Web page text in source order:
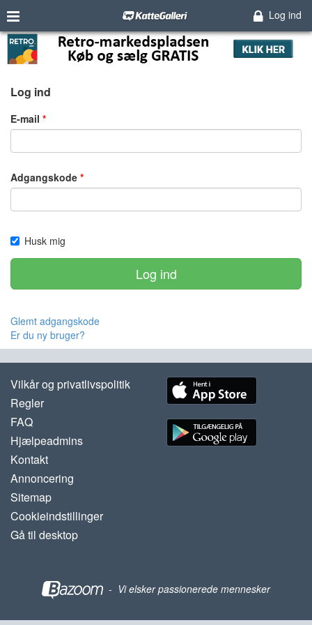
Log ind
Log ind
E-mail
Adgangskode
Husk mig
Log ind
Glemt adgangskode
Er du ny bruger?
Vilkår og privatlivspolitik
Regler
FAQ
Hjælpeadmins
Kontakt
Annoncering
Sitemap
Cookieindstillinger
Gå til desktop
- Vi elsker passionerede mennesker